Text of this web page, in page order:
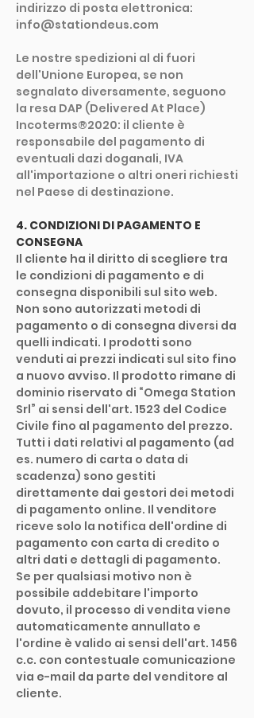
indirizzo di posta elettronica:
info@stationdeus.com
Le nostre spedizioni al di fuori
dell'Unione Europea, se non
segnalato diversamente, seguono
la resa DAP (Delivered At Place)
Incoterms®2020: il cliente è
responsabile del pagamento di
eventuali dazi doganali, IVA
all'importazione o altri oneri richiesti
nel Paese di destinazione.
4. CONDIZIONI DI PAGAMENTO E
CONSEGNA
Il cliente ha il diritto di scegliere tra
le condizioni di pagamento e di
consegna disponibili sul sito web.
Non sono autorizzati metodi di
pagamento o di consegna diversi da
quelli indicati. I prodotti sono
venduti ai prezzi indicati sul sito fino
a nuovo avviso. Il prodotto rimane di
dominio riservato di “Omega Station
Srl” ai sensi dell'art. 1523 del Codice
Civile fino al pagamento del prezzo.
Tutti i dati relativi al pagamento (ad
es. numero di carta o data di
scadenza) sono gestiti
direttamente dai gestori dei metodi
di pagamento online. Il venditore
riceve solo la notifica dell'ordine di
pagamento con carta di credito o
altri dati e dettagli di pagamento.
Se per qualsiasi motivo non è
possibile addebitare l'importo
dovuto, il processo di vendita viene
automaticamente annullato e
l'ordine è valido ai sensi dell'art. 1456
c.c. con contestuale comunicazione
via e-mail da parte del venditore al
cliente.